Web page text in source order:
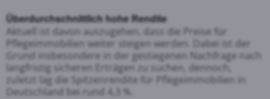
Überdurchschnittlich hohe Rendite
Aktuell ist davon auszugehen, dass die Preise für
Pflegeimmobilien weiter steigen werden. Dabei ist der
Grund insbesondere in der gestiegenen Nachfrage nach
langfristig sicheren Erträgen zu suchen, dennoch,
zuletzt lag die Spitzenrendite für Pflegeimmobilien in
Deutschland bei rund 4,3 %.